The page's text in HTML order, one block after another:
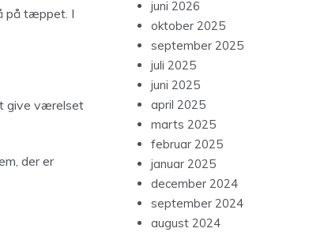
på tæppet. I
give værelset
der er
juni 2026
oktober 2025
september 2025
juli 2025
juni 2025
april 2025
marts 2025
februar 2025
januar 2025
december 2024
september 2024
august 2024